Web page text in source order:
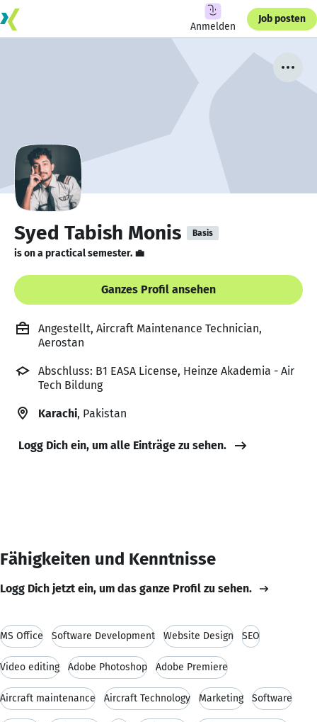
Anmelden
Job posten
Syed Tabish Monis Basis
is on a practical semester. 💼
Ganzes Profil ansehen
Angestellt, Aircraft Maintenance Technician,
Aerostan
Abschluss: B1 EASA License, Heinze Akademia - Air
Tech Bildung
Karachi, Pakistan
Logg Dich ein, um alle Einträge zu sehen.
Fähigkeiten und Kenntnisse
Logg Dich jetzt ein, um das ganze Profil zu sehen.
MS Office Software Development Website Design SEO
Video editing Adobe Photoshop Adobe Premiere
Aircraft maintenance Aircraft Technology Marketing Software